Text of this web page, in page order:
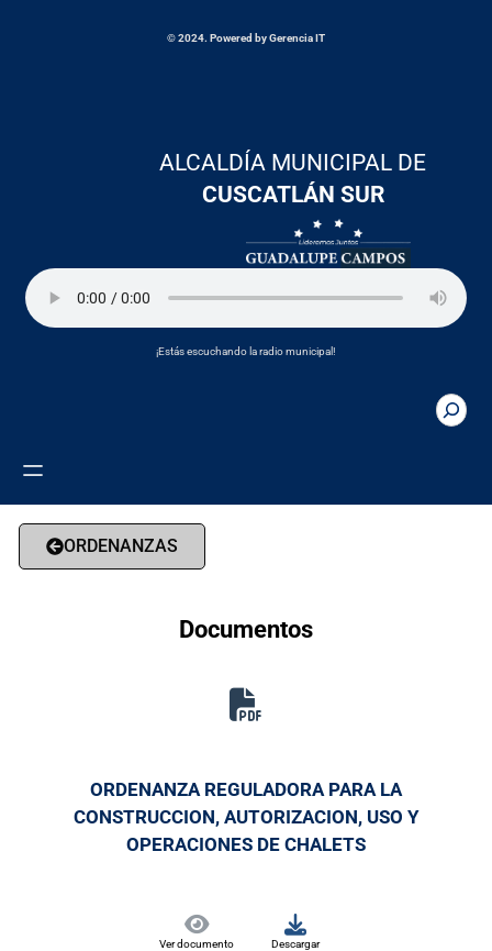
© 2024. Powered by Gerencia IT
ALCALDÍA MUNICIPAL DE
CUSCATLÁN SUR
¡Estás escuchando la radio municipal!
ORDENANZAS
Documentos
ORDENANZA REGULADORA PARA LA
CONSTRUCCION, AUTORIZACION, USO Y
OPERACIONES DE CHALETS
Ver documento Descargar